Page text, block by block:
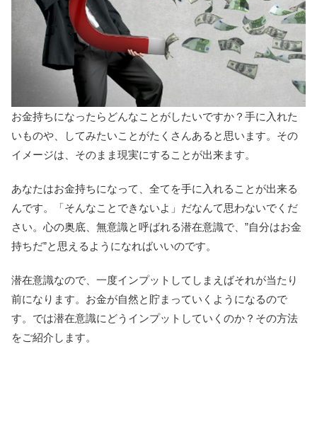
お金持ちになったらどんなことがしたいですか？手に入れた
いものや、してみたいことがたくさんあると思います。その
イメージは、そのまま現実にすることが出来ます。
あなたはお金持ちになって、全てを手に入れることが出来る
んです。「そんなことできないよ」だなんて思わないでくだ
さい。心の奥底、無意識と呼ばれる潜在意識で、”自分はお金
持ちだ”と思えるようになればいいのです。
潜在意識なので、一度インプットしてしまえばそれが当たり
前になります。お金が自然と貯まっていくようになるので
す。では潜在意識にどうインプットしていくのか？その方法
をご紹介します。